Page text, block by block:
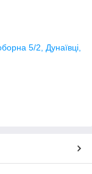
5/2, Дунаївці,